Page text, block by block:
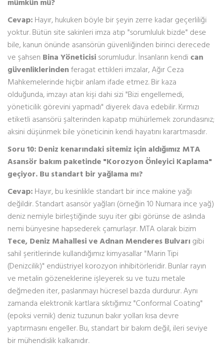
Cevap: Hayır, hukuken böyle bir şeyin zerre kadar geçerliliği
yoktur. Bütün site sakinleri imza atıp "sorumluluk bizde" dese
bile, kanun önünde asansörün güvenliğinden birinci derecede
ve şahsen Bina Yöneticisi sorumludur. İnsanların kendi can
güvenliklerindenferagat ettikleri imzalar, Ağır Ceza
Mahkemelerinde hiçbir anlam ifade etmez. Bir kaza
olduğunda, imzayı atan kişi dahi sizi "Bizi engellemedi,
yöneticilik görevini yapmadı" diyerek dava edebilir. Kırmızı
etiketli asansörü şalterinden kapatıp mühürlemek zorundasınız;
aksini düşünmek bile yöneticinin kendi hayatını karartmasıdır.
Soru 10: Deniz kenarındaki sitemiz için aldığımız MTA
Asansör bakım paketinde "Korozyon Önleyici Kaplama"
geçiyor. Bu standart bir yağlama mı?
Cevap: Hayır, bu kesinlikle standart bir ince makine yağı
değildir. Standart asansör yağları (örneğin 10 Numara ince yağ)
deniz nemiyle birleştiğinde suyu iter gibi görünse de aslında
nemi bünyesine hapsederek çamurlaşır. MTA olarak bizim
Tece, Deniz Mahallesi ve Adnan Menderes Bulvarı gibi
sahil şeritlerinde kullandığımız kimyasallar "Marin Tipi
(Denizcilik)" endüstriyel korozyon inhibitörleridir. Bunlar rayın
ve metalin gözeneklerine işleyerek su ve tuzu metale
değmeden iter, paslanmayı hücresel bazda durdurur. Aynı
zamanda elektronik kartlara sıktığımız "Conformal Coating"
(epoksi vernik) deniz tuzunun bakır yolları kısa devre
yaptırmasını engeller. Bu, standart bir bakım değil, ileri seviye
bir mühendislik kalkanıdır.